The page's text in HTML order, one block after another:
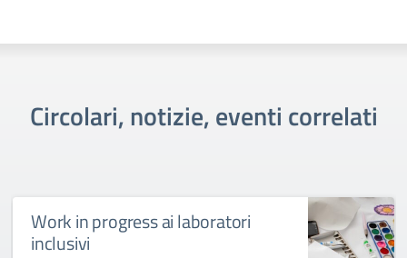
Circolari, notizie, eventi correlati
Work in progress ai laboratori
inclusivi